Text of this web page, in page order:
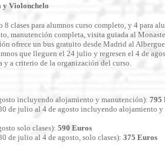
y Violonchelo
clases para alumnos curso completo, y 4 para
manutención completa, visita guiada al
ofrece un bus gratuito desde Madrid al
que lleguen el 24 julio y regresen el 4 de
a criterio de la organización del curso.
incluyendo alojamiento y manutención): 795
de julio al 4 de agosto incluyendo alojamiento y
solo clases): 590 Euros
de julio al 4 de agosto, solo clases): 375 Euros